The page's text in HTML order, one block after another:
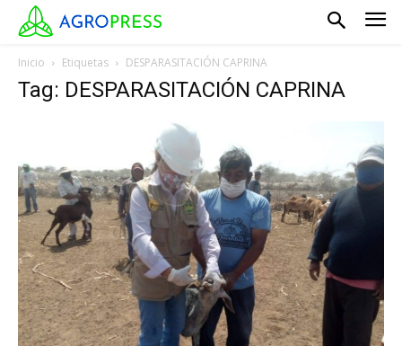
Inicio Etiquetas DESPARASITACIÓN CAPRINA
Tag: DESPARASITACIÓN CAPRINA